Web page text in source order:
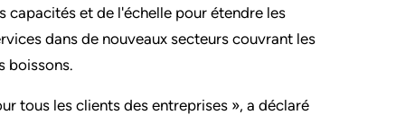
et de l'échelle pour étendre les
dans de nouveaux secteurs couvrant les
boissons.
tous les clients des entreprises », a déclaré